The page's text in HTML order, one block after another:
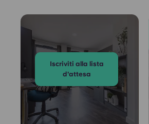
Iscriviti alla lista
d'attesa